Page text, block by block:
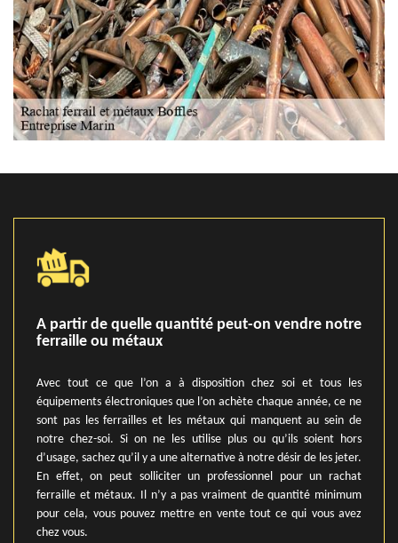
A partir de quelle quantité peut-on vendre notre
ferraille ou métaux
Avec tout ce que l’on a à disposition chez soi et tous les
équipements électroniques que l’on achète chaque année, ce ne
sont pas les ferrailles et les métaux qui manquent au sein de
notre chez-soi. Si on ne les utilise plus ou qu’ils soient hors
d’usage, sachez qu’il y a une alternative à notre désir de les jeter.
En effet, on peut solliciter un professionnel pour un rachat
ferraille et métaux. Il n’y a pas vraiment de quantité minimum
pour cela, vous pouvez mettre en vente tout ce qui vous avez
chez vous.